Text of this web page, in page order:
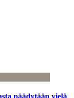
päädytään vielä